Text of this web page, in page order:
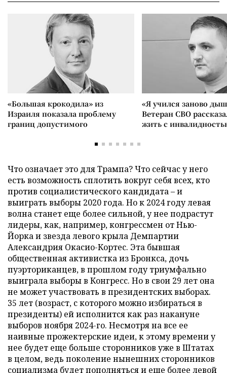
«Большая крокодила» из
Израиля показала проблему
границ допустимого
«Я учился заново
Ветеран СВО
жить с
Что означает это для Трампа? Что сейчас у него
есть возможность сплотить вокруг себя всех, кто
против социалистического кандидата – и
выиграть выборы 2020 года. Но к 2024 году левая
волна станет еще более сильной, у нее подрастут
лидеры, как, например, конгрессмен от Нью-
Йорка и звезда левого крыла Демпартии
Александрия Окасио-Кортес. Эта бывшая
общественная активистка из Бронкса, дочь
пуэрториканцев, в прошлом году триумфально
выиграла выборы в Конгресс. Но в свои 29 лет она
не может участвовать в президентских выборах.
35 лет (возраст, с которого можно избираться в
президенты) ей исполнится как раз накануне
выборов ноября 2024-го. Несмотря на все ее
наивные прожектерские идеи, к этому времени у
нее будет еще больше сторонников уже в Штатах
в целом, ведь поколение нынешних сторонников
социализма будет пополняться и еще более левой